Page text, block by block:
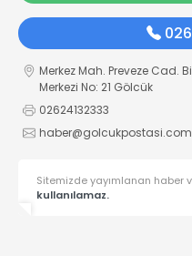
Merkez Mah. Preveze Cad.
Merkezi No: 21 Gölcük
02624132333
haber@golcukpostasi.com
Sitemizde yayımlanan haber
kullanılamaz.